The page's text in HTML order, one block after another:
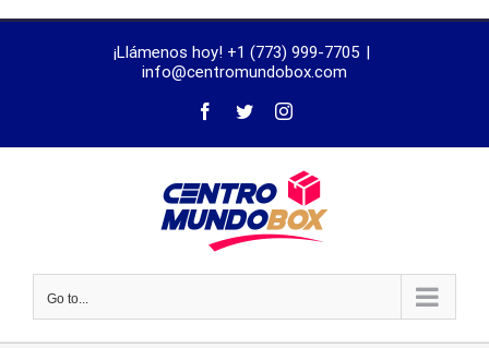
¡Llámenos hoy! +1 (773) 999-7705 |
info@centromundobox.com
Go to...